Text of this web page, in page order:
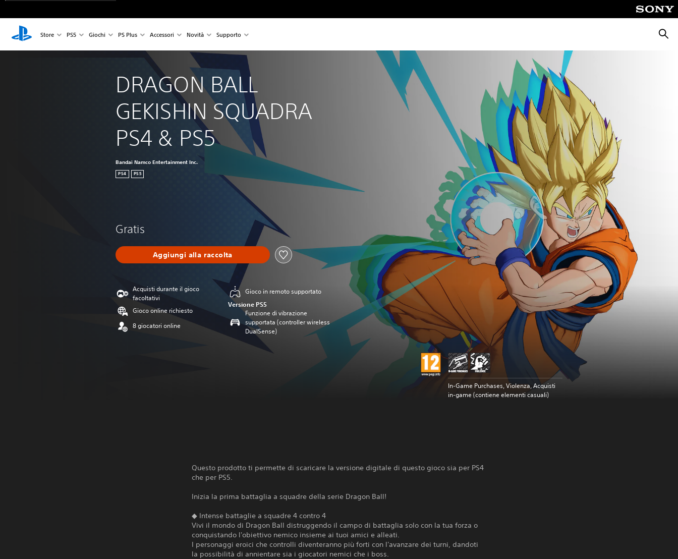
Store PS5 Giochi PS Plus Accessori Novità Supporto
DRAGON BALL
GEKISHIN SQUADRA
PS4 & PS5
Bandai Namco Entertainment Inc.
PS4 PS5
Gratis
Aggiungi alla raccolta
Acquisti durante il gioco
facoltativi
Gioco online richiesto
8 giocatori online
Gioco in remoto supportato
Versione PS5
Funzione di vibrazione
supportata (controller wireless
DualSense)
In-Game Purchases, Violenza, Acquisti
in-game (contiene elementi casuali)
Questo prodotto ti permette di scaricare la versione digitale di questo gioco sia per PS4
che per PS5.
Inizia la prima battaglia a squadre della serie Dragon Ball!
◆ Intense battaglie a squadre 4 contro 4
Vivi il mondo di Dragon Ball distruggendo il campo di battaglia solo con la tua forza o
conquistando l'obiettivo nemico insieme ai tuoi amici e alleati.
I personaggi eroici che controlli diventeranno più forti con l'avanzare dei turni, dandoti
la possibilità di annientare sia i giocatori nemici che i boss.